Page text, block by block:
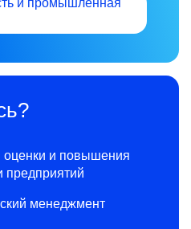
оценки и повышения
предприятий
менеджмент